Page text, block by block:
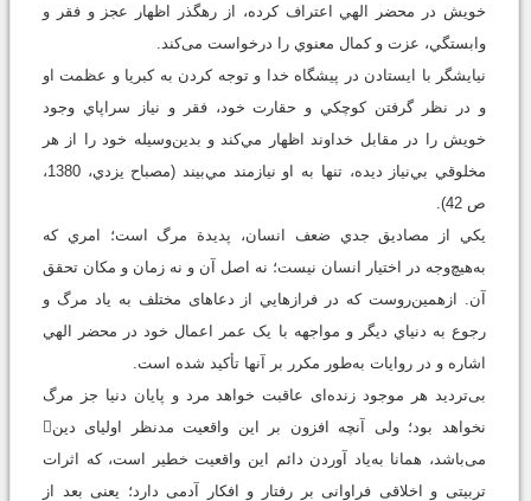
خويش در محضر الهي اعتراف کرده، از رهگذر اظهار عجز و فقر و
وابستگي، عزت و کمال معنوي را درخواست می‌کند.
نيايشگر با ايستادن در پيشگاه خدا و توجه کردن به کبريا و عظمت او
و در نظر گرفتن کوچکي و حقارت خود، فقر و نياز سراپاي وجود
خويش را در مقابل خداوند اظهار مي‌کند و بدين‌وسيله خود را از هر
مخلوقي بي‌نياز دیده، تنها به او نيازمند مي‌بيند (مصباح يزدي، 1380،
ص 42).
يکي از مصاديق جدي ضعف انسان، پديدة مرگ است؛ امري که
به‌هيچ‌وجه در اختيار انسان نيست؛ نه اصل آن و نه زمان و مکان تحقق
آن. ازهمين‌روست که در فرازهايي از دعاهای مختلف به ياد مرگ و
رجوع به دنياي ديگر و مواجهه با يک عمر اعمال خود در محضر الهي
اشاره و در روايات به‌طور مکرر بر آنها تأکيد شده است.
بى‌ترديد هر موجود زنده‌اى عاقبت خواهد مرد و پايان دنيا جز مرگ
نخواهد بود؛ ولى آنچه افزون بر اين واقعيت مدنظر اولياى دين
مى‌باشد، همانا به‌ياد آوردن دائم اين واقعيت خطير است، كه اثرات
تربيتى و اخلاقى فراوانى بر رفتار و افكار آدمى دارد؛ يعنى بعد از